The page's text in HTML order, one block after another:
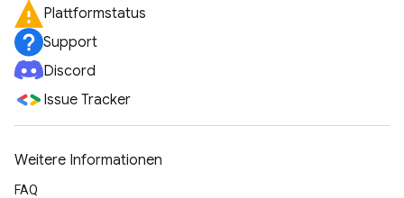
Plattformstatus
Support
Discord
Issue Tracker
Weitere Informationen
FAQ